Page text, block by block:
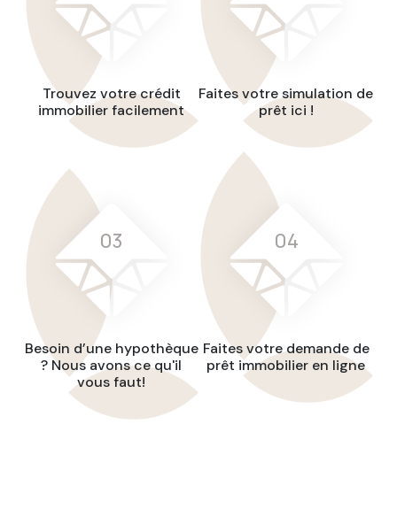
Trouvez votre crédit
immobilier facilement
Faites votre simulation de
prêt ici !
03
Besoin d’une hypothèque
? Nous avons ce qu'il
vous faut!
04
Faites votre demande de
prêt immobilier en ligne